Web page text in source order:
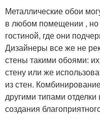
Металлические обои
в любом помещении , но
гостиной, где они
Дизайнеры все же не
стены такими обоями:
стену или же
из стен.
другими типами
создания